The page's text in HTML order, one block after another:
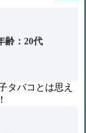
齢：20代
タバコとは思え